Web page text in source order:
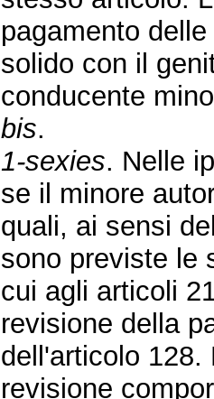
pagamento
solido con il
conducente
bis.
1-sexies. Nelle
se il minore
quali, ai sensi
sono previste le
cui agli articoli
revisione della
dell'articolo 128.
revisione